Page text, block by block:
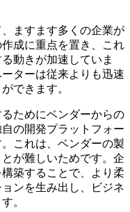
ますます多くの企業が
成に重点を置き、これ
動きが加速していま
ターは従来よりも迅速
できます。
ためにベンダーからの
の開発プラットフォー
これは、ベンダーの製
が難しいためです。企
築することで、より柔
ンを生み出し、ビジネ
。